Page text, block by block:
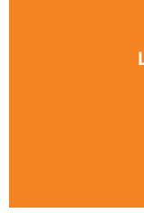
festivals,